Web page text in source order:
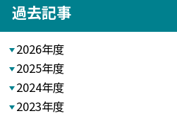
過去記事
2026年度
2025年度
2024年度
2023年度